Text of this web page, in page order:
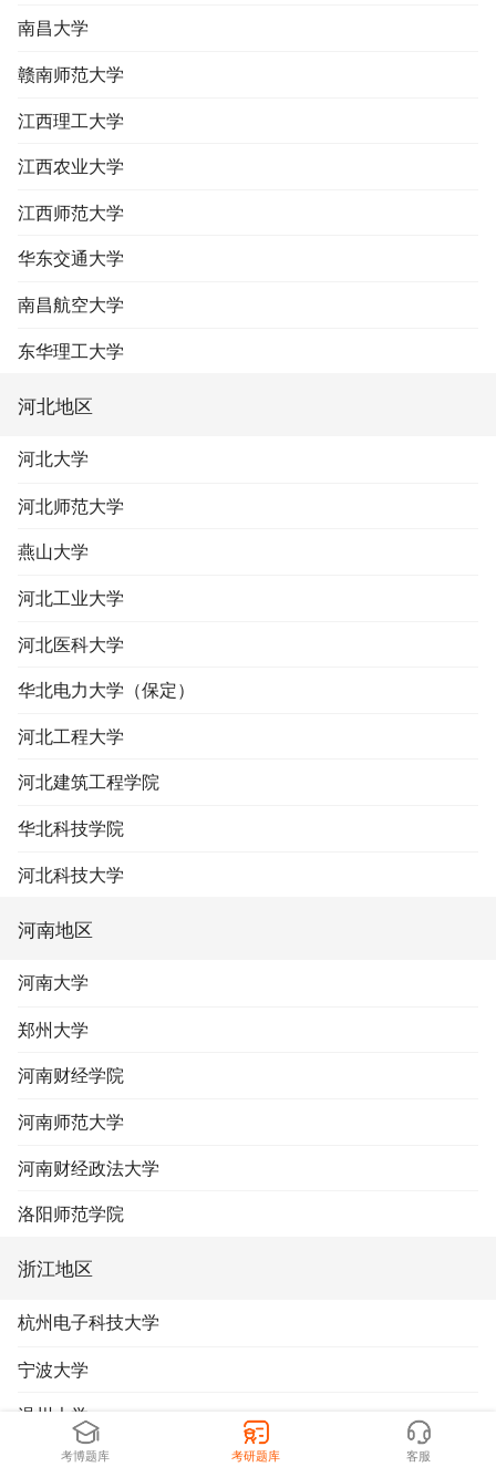
南昌大学
赣南师范大学
江西理工大学
江西农业大学
江西师范大学
华东交通大学
南昌航空大学
东华理工大学
河北地区
河北大学
河北师范大学
燕山大学
河北工业大学
河北医科大学
华北电力大学（保定）
河北工程大学
河北建筑工程学院
华北科技学院
河北科技大学
河南地区
河南大学
郑州大学
河南财经学院
河南师范大学
河南财经政法大学
洛阳师范学院
浙江地区
杭州电子科技大学
宁波大学
温州大学
浙江财经大学
考博题库 考研题库 客服